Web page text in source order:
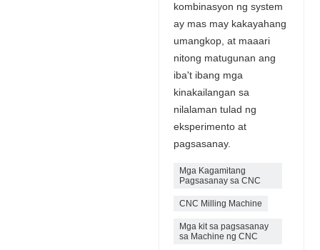
kombinasyon ng system
ay mas may kakayahang
umangkop, at maaari
nitong matugunan ang
iba't ibang mga
kinakailangan sa
nilalaman tulad ng
eksperimento at
pagsasanay.
Mga Kagamitang
Pagsasanay sa CNC
CNC Milling Machine
Mga kit sa pagsasanay
sa Machine ng CNC